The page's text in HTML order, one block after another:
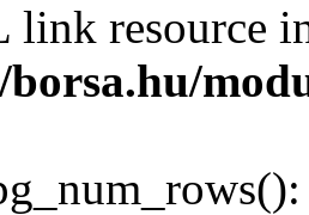
link resource